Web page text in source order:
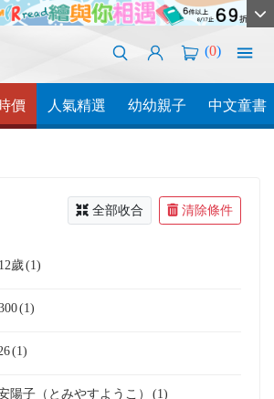
(0)
價 人氣精選 幼幼親子 中文童書
全部收合 清除條件
歲(1)
(1)
(1)
陽子（とみやすようこ） (1)